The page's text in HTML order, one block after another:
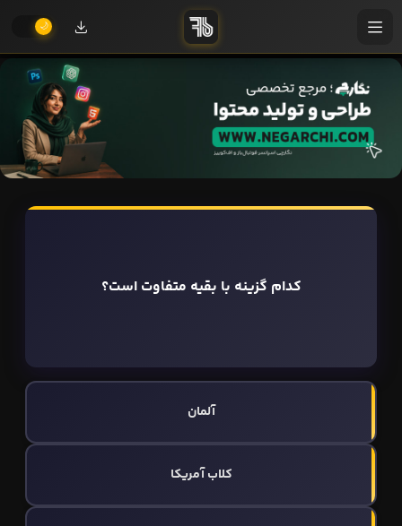
کدام گزینه با بقیه متفاوت است؟
آلمان
کلاب آمریکا